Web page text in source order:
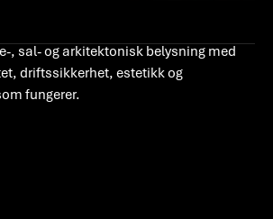
, sal- og arkitektonisk belysning med
driftssikkerhet, estetikk og
fungerer.